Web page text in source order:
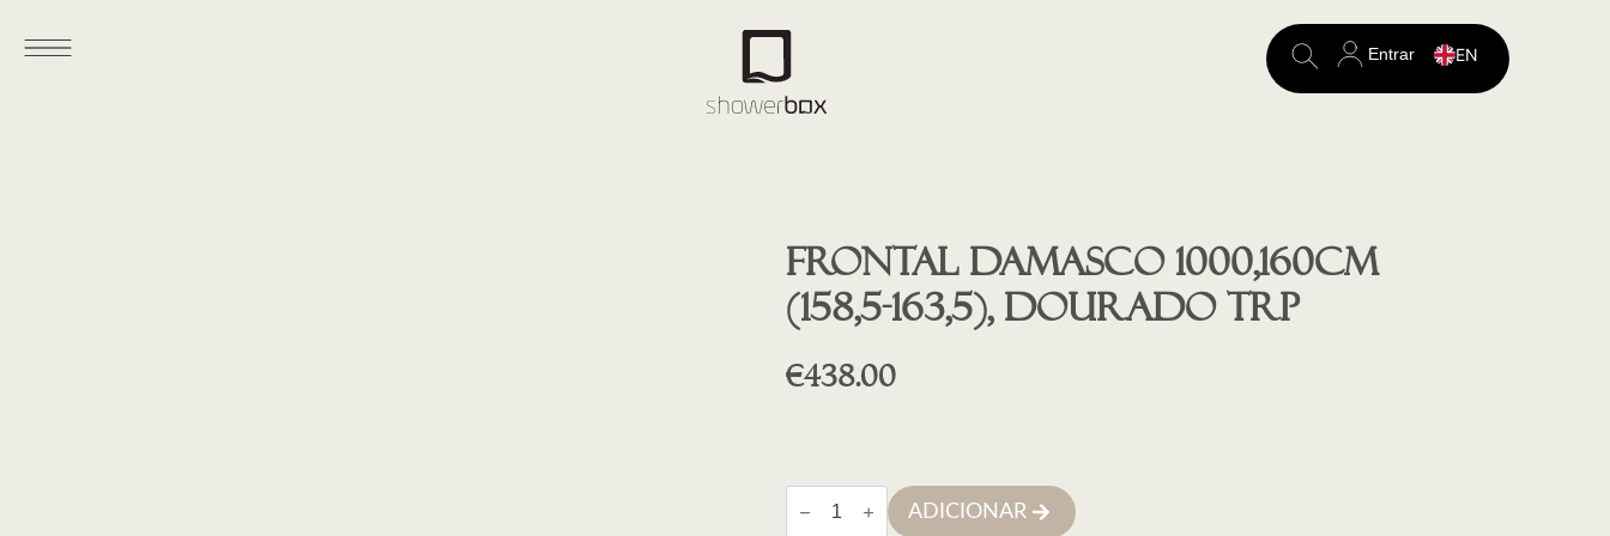
Search
Entrar EN
Frontal Damasco 1000,160cm
(158,5-163,5), DOURADO TRP
€438.00
Quantidade
de
Frontal
ADICIONAR